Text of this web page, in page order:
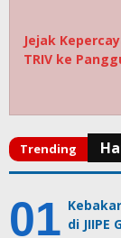
Jejak
TRIV ke
di JIIPE